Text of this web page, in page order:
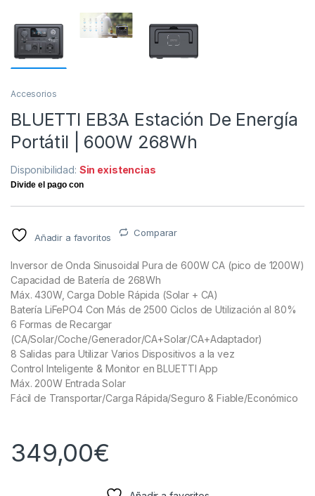
Accesorios
BLUETTI EB3A Estación De Energía
Portátil | 600W 268Wh
Disponibilidad: Sin existencias
Añadir a favoritos Comparar
Inversor de Onda Sinusoidal Pura de 600W CA (pico de 1200W)
Capacidad de Batería de 268Wh
Máx. 430W, Carga Doble Rápida (Solar + CA)
Batería LiFePO4 Con Más de 2500 Ciclos de Utilización al 80%
6 Formas de Recargar
(CA/Solar/Coche/Generador/CA+Solar/CA+Adaptador)
8 Salidas para Utilizar Varios Dispositivos a la vez
Control Inteligente & Monitor en BLUETTI App
Máx. 200W Entrada Solar
Fácil de Transportar/Carga Rápida/Seguro & Fiable/Económico
349,00€